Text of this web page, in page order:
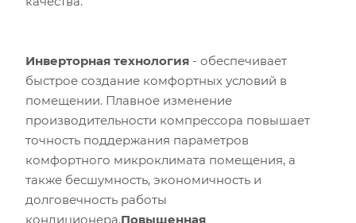
Инверторная технология - обеспечивает
быстрое создание комфортных условий в
помещении. Плавное изменение
производительности компрессора повышает
точность поддержания параметров
комфортного микроклимата помещения, а
также бесшумность, экономичность и
долговечность работы
кондиционера.Повышенная
Площадь помещения (кв.м)
Инсоляция (степень освещенности солнцем)
Количество компьютеров
Количество телевизоров